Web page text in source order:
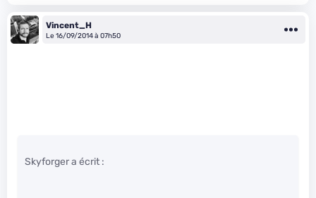
Vincent_H
Le 16/09/2014 à 07h50
Skyforger a écrit :